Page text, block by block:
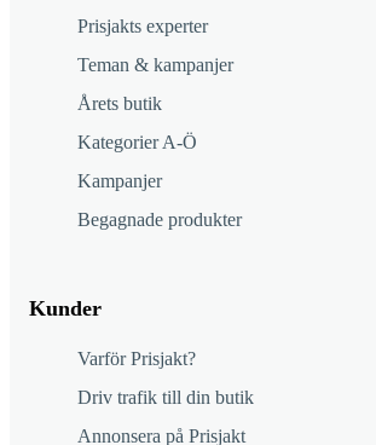
Prisjakts experter
Teman & kampanjer
Årets butik
Kategorier A-Ö
Kampanjer
Begagnade produkter
Kunder
Varför Prisjakt?
Driv trafik till din butik
Annonsera på Prisjakt